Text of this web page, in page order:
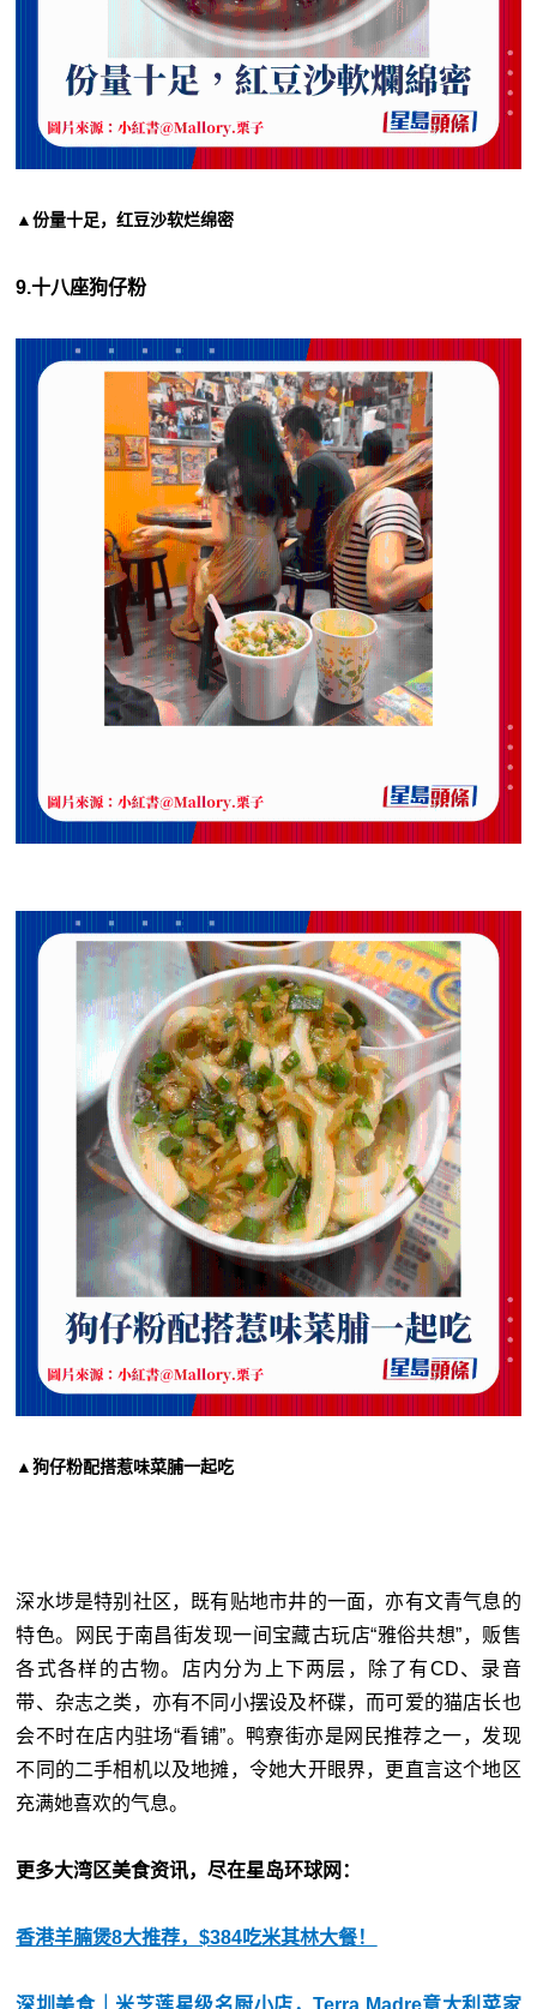
▲份量十足，红豆沙软烂绵密
9.十八座狗仔粉
▲狗仔粉配搭惹味菜脯一起吃
深水埗是特别社区，既有贴地市井的一面，亦有文青气息的
特色。网民于南昌街发现一间宝藏古玩店“雅俗共想”，贩售
各式各样的古物。店内分为上下两层，除了有CD、录音
带、杂志之类，亦有不同小摆设及杯碟，而可爱的猫店长也
会不时在店内驻场“看铺”。鸭寮街亦是网民推荐之一，发现
不同的二手相机以及地摊，令她大开眼界，更直言这个地区
充满她喜欢的气息。
更多大湾区美食资讯，尽在星岛环球网：
香港羊腩煲8大推荐，$384吃米其林大餐！